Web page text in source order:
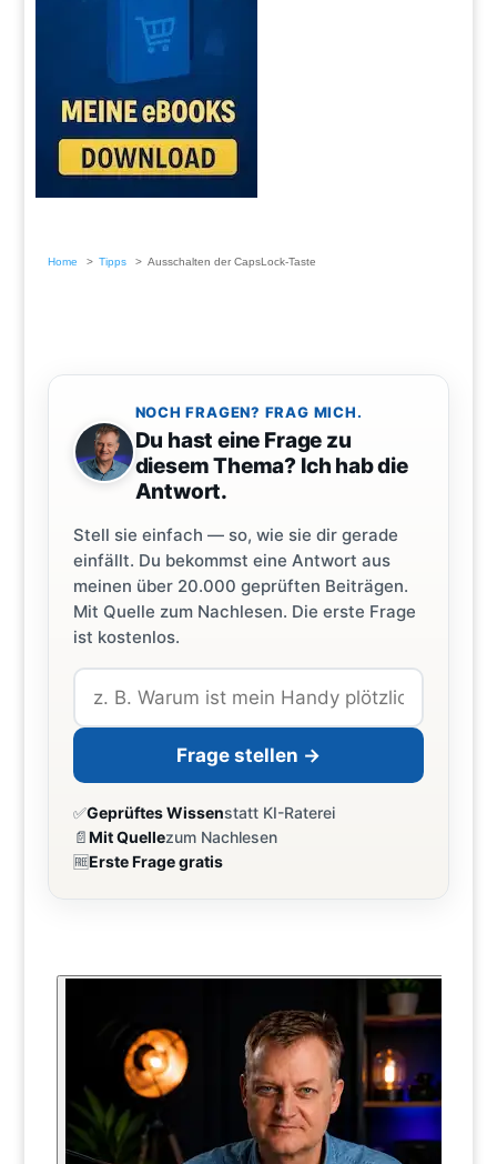
Home Tipps Ausschalten der CapsLock-Taste
NOCH FRAGEN? FRAG MICH.
Du hast eine Frage zu
diesem Thema? Ich hab die
Antwort.
Stell sie einfach — so, wie sie dir gerade
einfällt. Du bekommst eine Antwort aus
meinen über 20.000 geprüften Beiträgen.
Mit Quelle zum Nachlesen. Die erste Frage
ist kostenlos.
Frage stellen →
✅Geprüftes Wissenstatt KI-Raterei
📄Mit Quellezum Nachlesen
🆓Erste Frage gratis